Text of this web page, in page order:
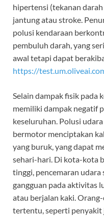
hipertensi (tekanan
jantung atau stroke.
polusi kendaraan
pembuluh darah, yang
awal tetapi dapat
https://
Selain dampak fisik pada
memiliki dampak negatif
keseluruhan. Polusi
bermotor menciptakan
yang buruk, yang dapat
sehari-hari. Di kota-kota
tinggi, pencemaran
gangguan pada aktivitas
atau berjalan kaki.
tertentu, seperti penyakit